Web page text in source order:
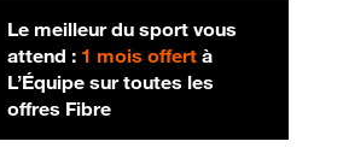
Le meilleur du sport vous
attend : 1 mois offertà
L’Équipe sur toutes les
offres Fibre